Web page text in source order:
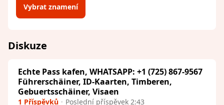
Vybrat znamení
Diskuze
Echte Pass kafen, WHATSAPP: +1 (725) 867-9567
Führerschäiner, ID-Kaarten, Timberen,
Gebuertsschäiner, Visaen
1 Příspěvků Poslední příspěvek 2:43